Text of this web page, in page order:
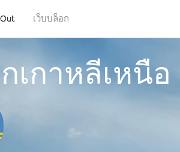
เว็บบล็อก
เกาหลีเหนือ